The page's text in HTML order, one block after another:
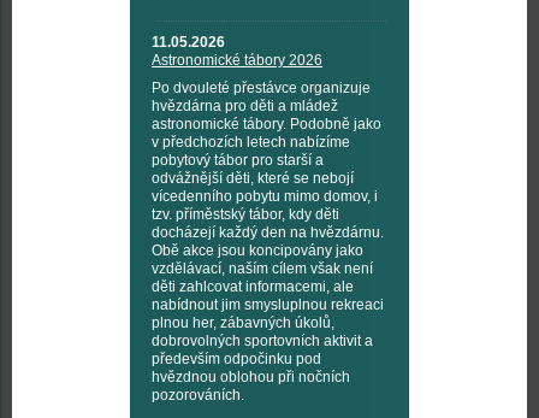
11.05.2026
Astronomické tábory 2026
Po dvouleté přestávce organizuje
hvězdárna pro děti a mládež
astronomické tábory. Podobně jako
v předchozích letech nabízíme
pobytový tábor pro starší a
odvážnější děti, které se nebojí
vícedenního pobytu mimo domov, i
tzv. příměstský tábor, kdy děti
docházejí každý den na hvězdárnu.
Obě akce jsou koncipovány jako
vzdělávací, naším cílem však není
děti zahlcovat informacemi, ale
nabídnout jim smysluplnou rekreaci
plnou her, zábavných úkolů,
dobrovolných sportovních aktivit a
především odpočinku pod
hvězdnou oblohou při nočních
pozorováních.